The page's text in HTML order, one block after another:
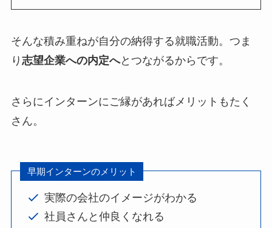
そんな積み重ねが自分の納得する就職活動。つま
り 志望企業への内定へとつながるからです。
さらにインターンにご縁があればメリットもたく
さん。
早期インターンのメリット
実際の会社のイメージがわかる
社員さんと仲良くなれる